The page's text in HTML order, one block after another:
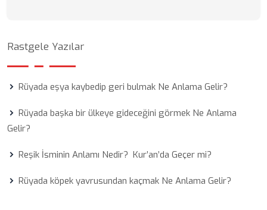
Rastgele Yazılar
Rüyada eşya kaybedip geri bulmak Ne Anlama Gelir?
Rüyada başka bir ülkeye gideceğini görmek Ne Anlama
Gelir?
Reşik İsminin Anlamı Nedir? Kur’an’da Geçer mi?
Rüyada köpek yavrusundan kaçmak Ne Anlama Gelir?